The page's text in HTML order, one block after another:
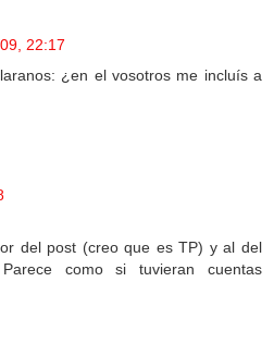
22:17
¿en el vosotros me incluís a
del post (creo que es TP) y al del
como si tuvieran cuentas